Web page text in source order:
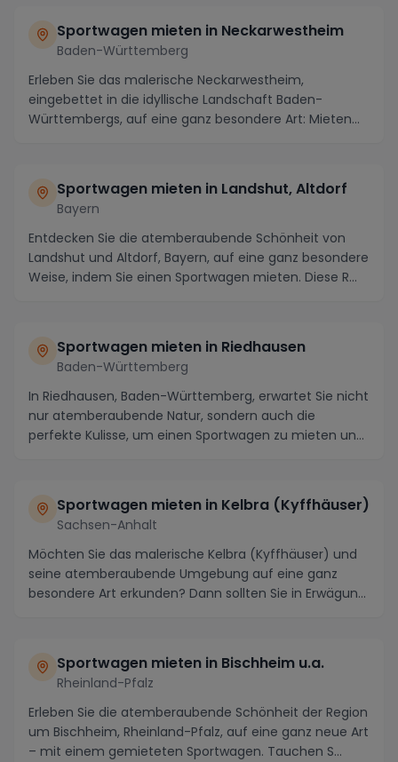
Sportwagen mieten in Neckarwestheim
Baden-Württemberg
Erleben Sie das malerische Neckarwestheim,
eingebettet in die idyllische Landschaft Baden-
Württembergs, auf eine ganz besondere Art: Mieten
Sportwagen mieten in Landshut, Altdorf
Bayern
Entdecken Sie die atemberaubende Schönheit von
Landshut und Altdorf, Bayern, auf eine ganz besondere
Weise, indem Sie einen Sportwagen mieten. Diese R...
Sportwagen mieten in Riedhausen
Baden-Württemberg
In Riedhausen, Baden-Württemberg, erwartet Sie nicht
nur atemberaubende Natur, sondern auch die
perfekte Kulisse, um einen Sportwagen zu mieten und
Sportwagen mieten in Kelbra (Kyffhäuser)
Sachsen-Anhalt
Möchten Sie das malerische Kelbra (Kyffhäuser) und
seine atemberaubende Umgebung auf eine ganz
besondere Art erkunden? Dann sollten Sie in Erwägung
Sportwagen mieten in Bischheim u.a.
Rheinland-Pfalz
Erleben Sie die atemberaubende Schönheit der Region
um Bischheim, Rheinland-Pfalz, auf eine ganz neue Art
– mit einem gemieteten Sportwagen. Tauchen S...